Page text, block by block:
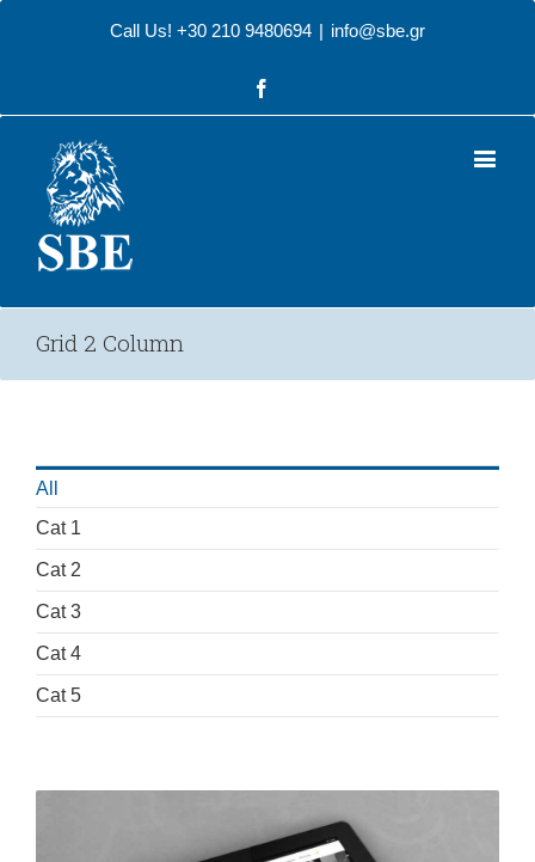
Call Us! +30 210 9480694 | info@sbe.gr
Grid 2 Column
All
Cat 1
Cat 2
Cat 3
Cat 4
Cat 5